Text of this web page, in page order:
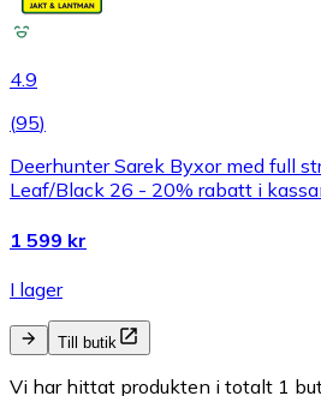
4.9
(95)
Deerhunter Sarek Byxor med full
Leaf/Black 26 - 20% rabatt i
1 599 kr
I lager
Till butik
Vi har hittat produkten i totalt 1